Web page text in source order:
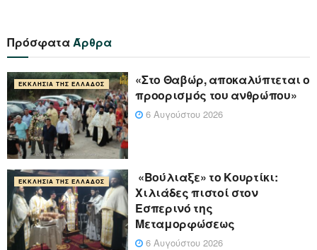
ΠρόσφαταΆρθρα
ΕΚΚΛΗΣΊΑ ΤΗΣ ΕΛΛΆΔΟΣ
«Στο Θαβώρ, αποκαλύπτεται ο
προορισμός του ανθρώπου»
6 Αυγούστου 2026
ΕΚΚΛΗΣΊΑ ΤΗΣ ΕΛΛΆΔΟΣ
«Βούλιαξε» το Κουρτίκι:
Χιλιάδες πιστοί στον
Εσπερινό της
Μεταμορφώσεως
6 Αυγούστου 2026